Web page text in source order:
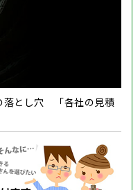
とし穴 「各社の見積